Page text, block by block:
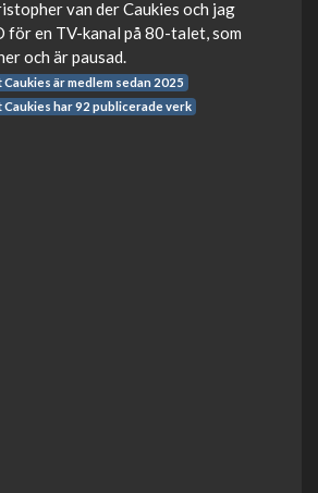
van der Caukies och jag
för en TV-kanal på 80-talet, som
och är pausad.
är medlem sedan 2025
har 92 publicerade verk